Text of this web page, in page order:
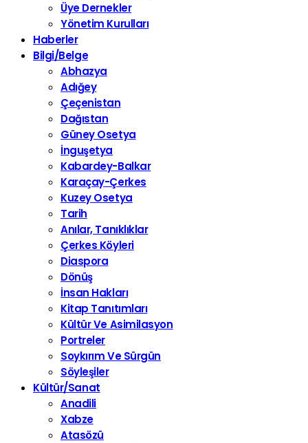
Üye Dernekler
Yönetim Kurulları
Haberler
Bilgi/Belge
Abhazya
Adığey
Çeçenistan
Dağıstan
Güney Osetya
İnguşetya
Kabardey-Balkar
Karaçay-Çerkes
Kuzey Osetya
Tarih
Anılar, Tanıklıklar
Çerkes Köyleri
Diaspora
Dönüş
İnsan Hakları
Kitap Tanıtımları
Kültür Ve Asimilasyon
Portreler
Soykırım Ve Sürgün
Söyleşiler
Kültür/Sanat
Anadili
Xabze
Atasözü